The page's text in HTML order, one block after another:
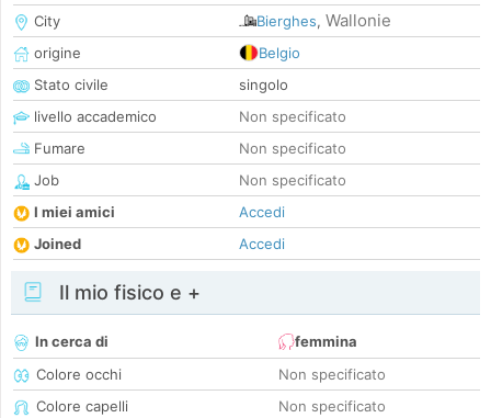
City
Bierghes, Wallonie
origine
Belgio
Stato civile
singolo
livello accademico
Non specificato
Fumare
Non specificato
Job
Non specificato
I miei amici
Accedi
Joined
Accedi
Il mio fisico e +
In cerca di
femmina
Colore occhi
Non specificato
Colore capelli
Non specificato